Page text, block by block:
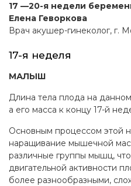
17 —20-я недели
Елена Геворкова
Врач акушер-гинеколог, г.
17-я неделя
МАЛЫШ
Длина тела плода на
а его масса к концу 17-й
Основным процессом этой
наращивание мышечной
различные группы мышц,
двигательной активности
более разнообразными,